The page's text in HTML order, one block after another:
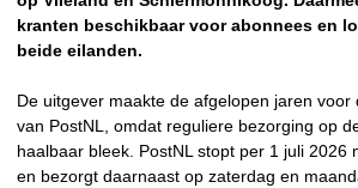
kranten beschikbaar voor abonnees en
beide eilanden.
De uitgever maakte de afgelopen jaren
van PostNL, omdat reguliere bezorging op
haalbaar bleek. PostNL stopt per 1 juli 2026
en bezorgt daarnaast op zaterdag en